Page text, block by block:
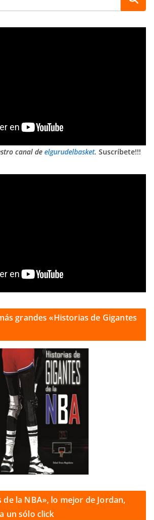
canal de elgurudelbasket. Suscríbete!!!
grandes «Historias de Gigantes
de la NBA», lo mejor de Jordan,
un sólo click